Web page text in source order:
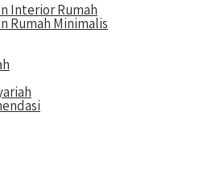
Interior Rumah
Rumah Minimalis